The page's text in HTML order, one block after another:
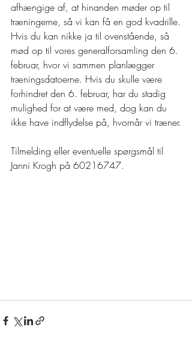
afhængige af, at hinanden møder op til
træningerne, så vi kan få en god kvadrille.
Hvis du kan nikke ja til ovenstående, så
mød op til vores generalforsamling den 6.
februar, hvor vi sammen planlægger
træningsdatoerne. Hvis du skulle være
forhindret den 6. februar, har du stadig
mulighed for at være med, dog kan du
ikke have indflydelse på, hvornår vi træner.
Tilmelding eller eventuelle spørgsmål til
Janni Krogh på 60216747.